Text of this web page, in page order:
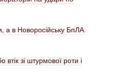
а в Новоросійську БпЛА
зі штурмової роти і